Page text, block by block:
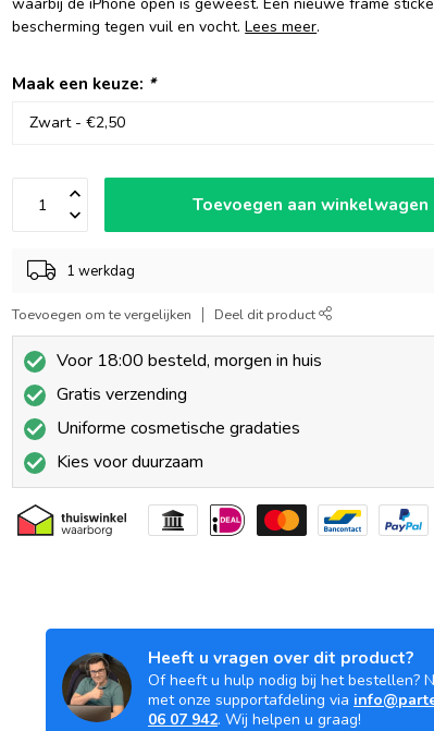
bescherming tegen vuil en vocht.Lees meer.
Maak een keuze: *
Toevoegen aan winkelwagen
1 werkdag
Toevoegen om te vergelijken Deel dit product
Voor 18:00 besteld, morgen in huis
Gratis verzending
Uniforme cosmetische gradaties
Kies voor duurzaam
Heeft u vragen over dit product?
Of heeft u hulp nodig bij het bestellen?
met onze supportafdeling via
06 07 942. Wij helpen u graag!